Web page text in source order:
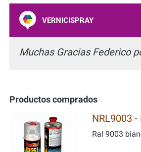
VERNICISPRAY
Muchas Gracias Federico
Productos comprados
NRL9003
Ral 9003